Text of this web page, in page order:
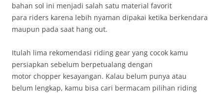
bahan sol ini menjadi salah satu material favorit
para riders karena lebih nyaman dipakai ketika berkendara
maupun pada saat hang out.
Itulah lima rekomendasi riding gear yang cocok kamu
persiapkan sebelum berpetualang dengan
motor chopper kesayangan. Kalau belum punya atau
belum lengkap, kamu bisa cari bermacam pilihan riding